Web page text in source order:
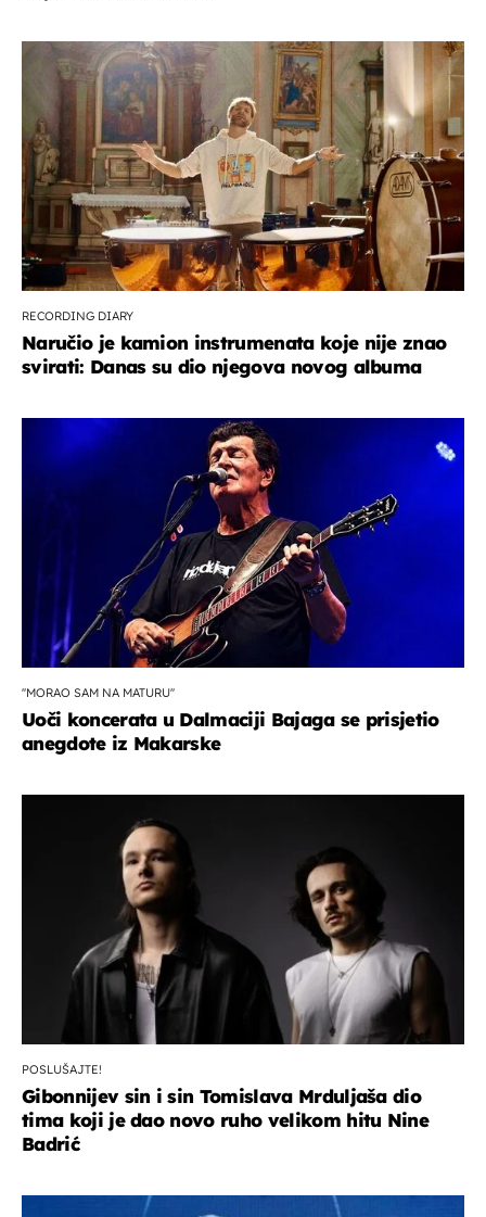
RECORDING DIARY
Naručio je kamion instrumenata koje nije znao
svirati: Danas su dio njegova novog albuma
''MORAO SAM NA MATURU''
Uoči koncerata u Dalmaciji Bajaga se prisjetio
anegdote iz Makarske
POSLUŠAJTE!
Gibonnijev sin i sin Tomislava Mrduljaša dio
tima koji je dao novo ruho velikom hitu Nine
Badrić